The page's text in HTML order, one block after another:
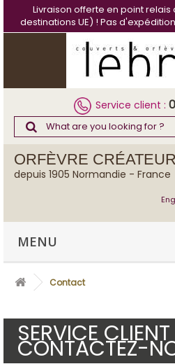
Livraison offerte en point
destinations UE) ! Pas
Service client :
ORFÈVRE CRÉATEUR
depuis 1905 Normandie - France
MENU
Contact
SERVICE
CONTACTEZ-
Cookies management panel